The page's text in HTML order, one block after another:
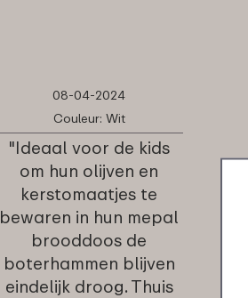
08-04-2024
Couleur: Wit
"Ideaal voor de kids
om hun olijven en
kerstomaatjes te
bewaren in hun mepal
brooddoos de
boterhammen blijven
eindelijk droog. Thuis